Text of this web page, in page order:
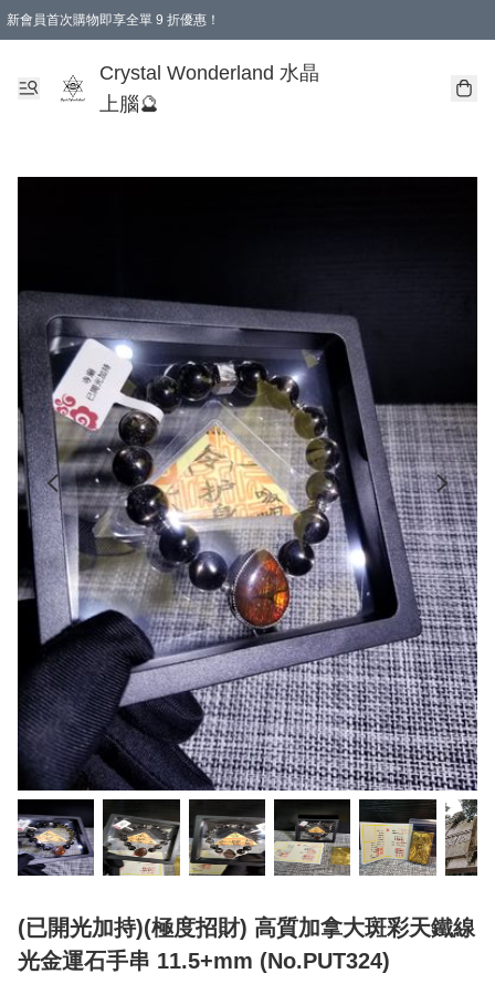
新會員首次購物即享全單 9 折優惠！
Crystal Wonderland 水晶
上腦🔮
(已開光加持)(極度招財) 高質加拿大斑彩天鐵線
光金運石手串 11.5+mm (No.PUT324)